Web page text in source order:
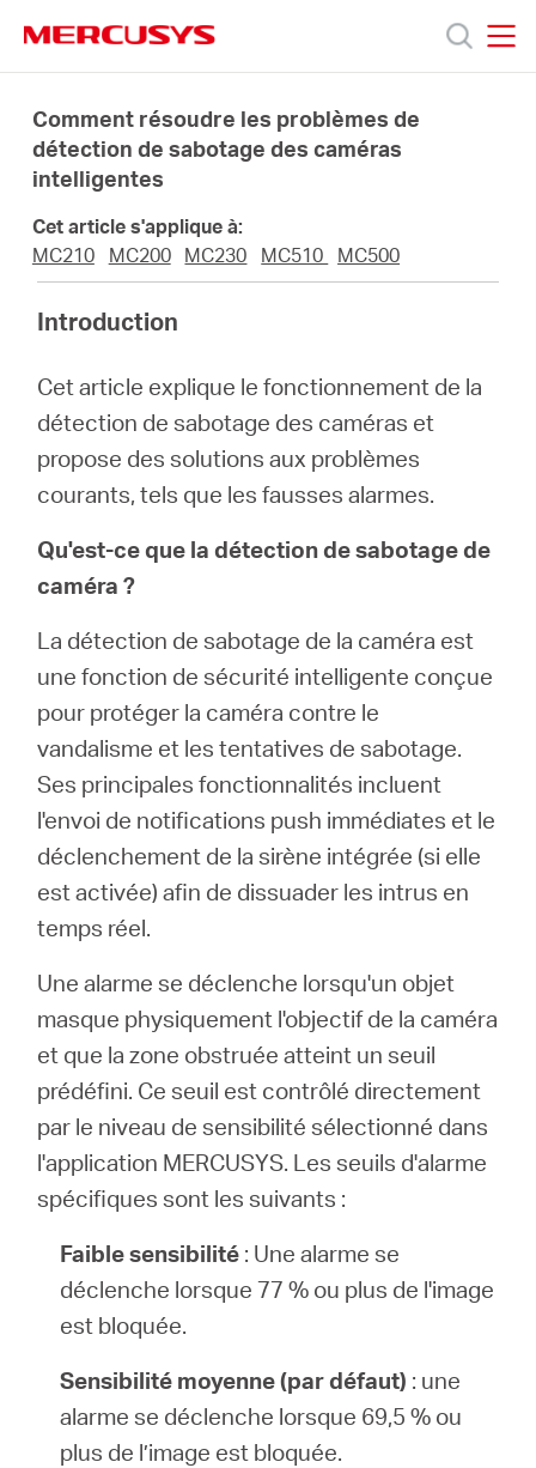
navigation
Produits
Support
propos
Mercusys
Morocco
Français
Comment résoudre les problèmes de
détection de sabotage des caméras
intelligentes
Cet article s'applique à:
MC210
MC200 MC230 MC510 MC500
Introduction
Cet article explique le fonctionnement de la
détection de sabotage des caméras et
propose des solutions aux problèmes
courants, tels que les fausses alarmes.
Qu'est-ce que la détection de sabotage de
caméra ?
La détection de sabotage de la caméra est
une fonction de sécurité intelligente conçue
pour protéger la caméra contre le
vandalisme et les tentatives de sabotage.
Ses principales fonctionnalités incluent
l'envoi de notifications push immédiates et le
déclenchement de la sirène intégrée (si elle
est activée) afin de dissuader les intrus en
temps réel.
Une alarme se déclenche lorsqu'un objet
masque physiquement l'objectif de la caméra
et que la zone obstruée atteint un seuil
prédéfini. Ce seuil est contrôlé directement
par le niveau de sensibilité sélectionné dans
l'application MERCUSYS. Les seuils d'alarme
spécifiques sont les suivants :
Faible sensibilité : Une alarme se
déclenche lorsque 77 % ou plus de l'image
est bloquée.
Sensibilité moyenne (par défaut) : une
alarme se déclenche lorsque 69,5 % ou
plus de l’image est bloquée.